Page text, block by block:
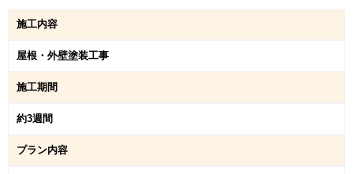
施工内容
屋根・外壁塗装工事
施工期間
約3週間
プラン内容